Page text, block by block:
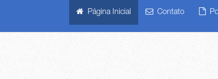
Página Inicial Contato